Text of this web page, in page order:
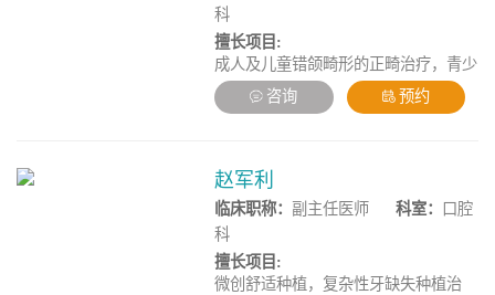
科
擅长项目:
成人及儿童错颌畸形的正畸治疗，青少
年牙性及骨性畸形矫治，无托槽隐形矫
正技术，轻力矫治托槽技术，微创美学
病例矫治
咨询 预约
赵军利
临床职称： 副主任医师 科室：
口腔
科
擅长项目:
微创舒适种植，复杂性牙缺失种植治